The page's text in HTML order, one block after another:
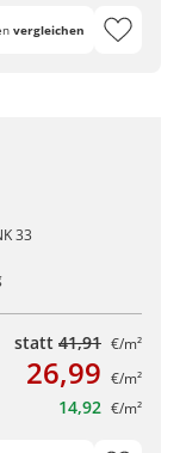
vergleichen
33
statt 41,91 €/m²
26,99 €/m²
14,92 €/m²